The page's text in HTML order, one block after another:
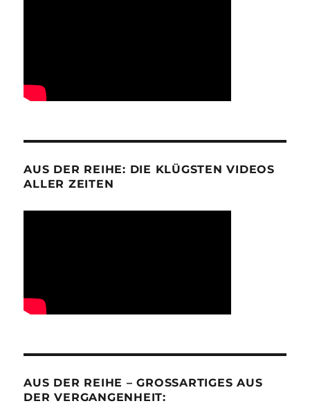
AUS DER REIHE: DIE KLÜGSTEN VIDEOS
ALLER ZEITEN
AUS DER REIHE – GROSSARTIGES AUS D
ER VERGANGENHEIT: